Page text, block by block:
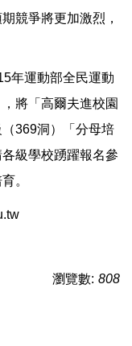
競爭將更加激烈，
年運動部全民運動
將「高爾夫進校園
369洞）「分母培
級學校踴躍報名參
。
瀏覽數: 808